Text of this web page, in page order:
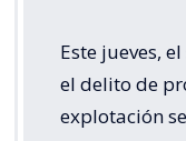
Este jueves,
el delito de
explotación